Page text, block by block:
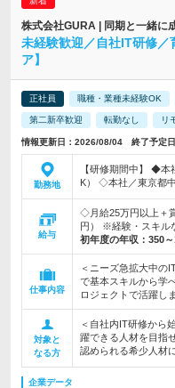
株式会社GURA | 同期と一緒に
未経験歓迎／自社IT研修／
ア】
正社員 職種・業種未経験OK
第二新卒歓迎 転勤なし リ
情報更新日：2026/08/04 終了予定
勤務地
【研修期間中】 ◆本
K） ◇本社／東京都
給与
◇月給25万円以上＋
円） ※経験・スキル
初年度の年収： 350
仕事内容
＜ニーズ急拡大中の
で基本スキルから学
ロジェクトで活躍し
対象と
なる方
＜自社内IT研修から
躍できる人材を目指
認められる希少人材
企業データ